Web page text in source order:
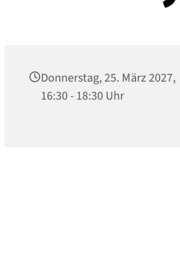
Donnerstag, 25. März 2027,
16:30 - 18:30 Uhr